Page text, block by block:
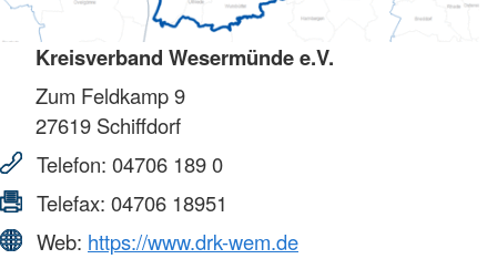
Kreisverband Wesermünde e.V.
Zum Feldkamp 9
27619 Schiffdorf
Telefon: 04706 189 0
Telefax: 04706 18951
Web: https://www.drk-wem.de